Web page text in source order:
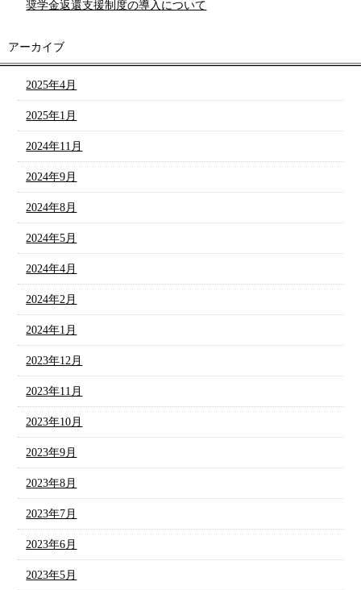
奨学金返還支援制度の導入について
アーカイブ
2025年4月
2025年1月
2024年11月
2024年9月
2024年8月
2024年5月
2024年4月
2024年2月
2024年1月
2023年12月
2023年11月
2023年10月
2023年9月
2023年8月
2023年7月
2023年6月
2023年5月